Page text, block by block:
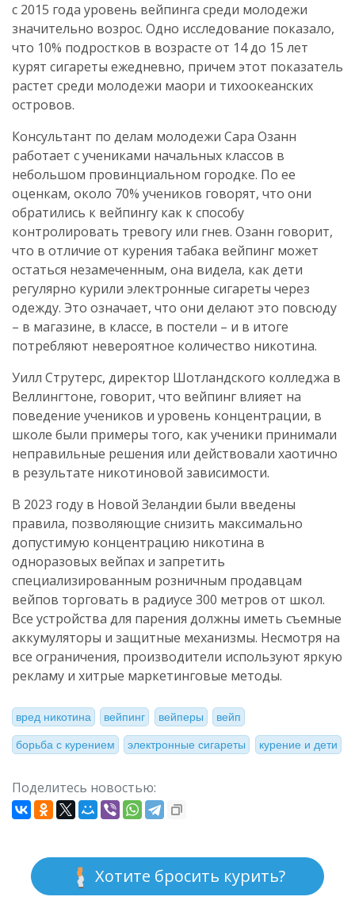
с 2015 года уровень вейпинга среди молодежи
значительно возрос. Одно исследование показало,
что 10% подростков в возрасте от 14 до 15 лет
курят сигареты ежедневно, причем этот показатель
растет среди молодежи маори и тихоокеанских
островов.
Консультант по делам молодежи Сара Озанн
работает с учениками начальных классов в
небольшом провинциальном городке. По ее
оценкам, около 70% учеников говорят, что они
обратились к вейпингу как к способу
контролировать тревогу или гнев. Озанн говорит,
что в отличие от курения табака вейпинг может
остаться незамеченным, она видела, как дети
регулярно курили электронные сигареты через
одежду. Это означает, что они делают это повсюду
– в магазине, в классе, в постели – и в итоге
потребляют невероятное количество никотина.
Уилл Струтерс, директор Шотландского колледжа в
Веллингтоне, говорит, что вейпинг влияет на
поведение учеников и уровень концентрации, в
школе были примеры того, как ученики принимали
неправильные решения или действовали хаотично
в результате никотиновой зависимости.
В 2023 году в Новой Зеландии были введены
правила, позволяющие снизить максимально
допустимую концентрацию никотина в
одноразовых вейпах и запретить
специализированным розничным продавцам
вейпов торговать в радиусе 300 метров от школ.
Все устройства для парения должны иметь съемные
аккумуляторы и защитные механизмы. Несмотря на
все ограничения, производители используют яркую
рекламу и хитрые маркетинговые методы.
вред никотина вейпинг вейперы вейп
борьба с курением электронные сигареты курение и дети
Поделитесь новостью:
Хотите бросить курить?